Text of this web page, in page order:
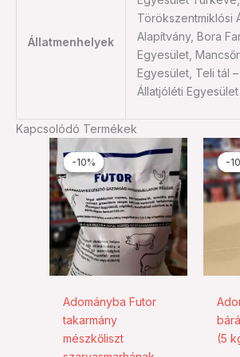
Állatmenhelyek
Törökszentmiklósi
Alapítvány, Bora
Egyesület,
Egyesület, Teli tál
Állatjóléti Egyesület
Kapcsolódó Termékek
-10%
-10%
Adományba Futor
takarmány
mészkőliszt
Ártartomány:
1.080 Ft
-
2.250 Ft
Ennek
terméknek
több
variációja
van.
A
változatok
--
(5